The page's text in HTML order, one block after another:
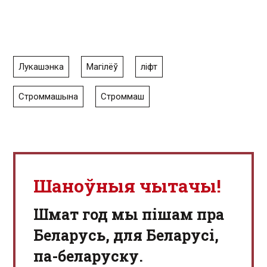
Лукашэнка Магілёў ліфт
Строммашына Строммаш
Шаноўныя чытачы!
Шмат год мы пішам пра
Беларусь, для Беларусі,
па-беларуску.